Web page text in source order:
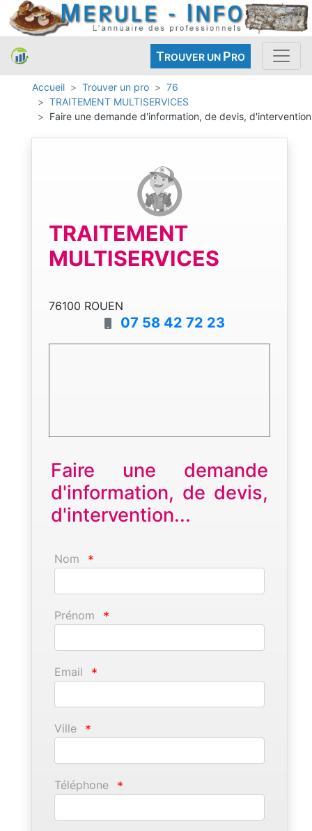
TROUVER UN PRO
Accueil Trouver un pro
76
TRAITEMENT MULTISERVICES
Faire une demande d'information, de devis, d'intervention
TRAITEMENT
MULTISERVICES
76100 ROUEN
07 58 42 72 23
Faire une demande
d'information, de devis,
d'intervention...
Nom *
Prénom *
Email *
Ville *
Téléphone *